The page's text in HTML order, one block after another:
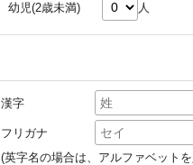
幼児(2歳未満) 人
漢字
フリガナ
(英字名の場合は、アルファベット